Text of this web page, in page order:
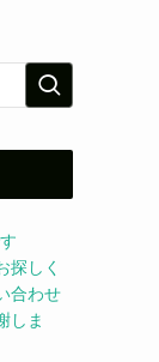
探しく
合わせ
しま